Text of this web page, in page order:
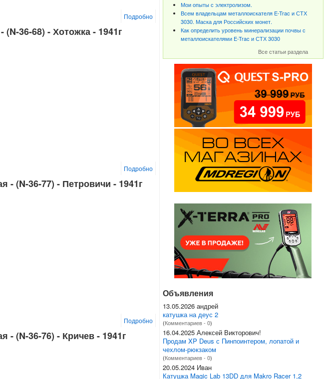
Подробно
36-68) - Хотожка - 1941г
Подробно
- (N-36-77) - Петровичи - 1941г
Подробно
- (N-36-76) - Кричев - 1941г
Мои опыты с электролизом.
Всем владельцам металлоискателя E-Trac и СТХ
3030. Маска для Российских монет.
Как определить уровень минерализации почвы с
металлоискателями E-Trac и СТХ 3030
Все статьи раздела
Объявления
13.05.2026 андрей
катушка на деус 2
(Комментариев - 0)
16.04.2025 Алексей Викторович!
Продам XP Deus с Пинпоинтером, лопатой и
чехлом-рюкзаком
(Комментариев - 0)
20.05.2024 Иван
Катушка Magic Lab 13DD для Makro Racer 1,2